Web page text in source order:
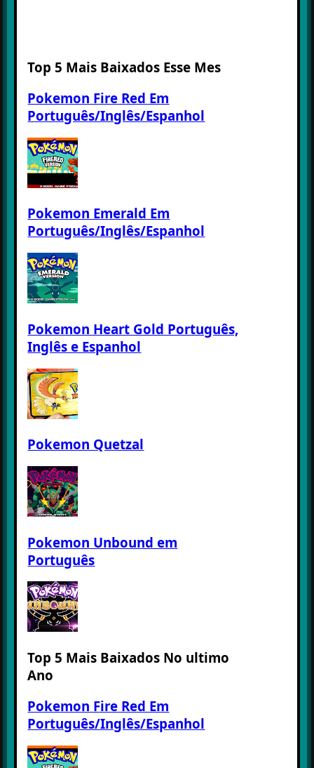
Top 5 Mais Baixados Esse Mes
Pokemon Fire Red Em
Português/Inglês/Espanhol
Pokemon Emerald Em
Português/Inglês/Espanhol
Pokemon Heart Gold Português,
Inglês e Espanhol
Pokemon Quetzal
Pokemon Unbound em
Português
Top 5 Mais Baixados No ultimo
Ano
Pokemon Fire Red Em
Português/Inglês/Espanhol